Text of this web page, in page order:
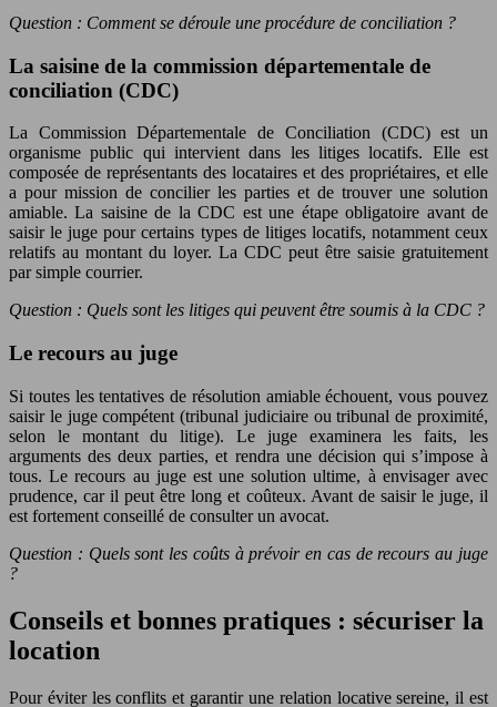
Question : Comment se déroule une procédure de conciliation ?
La saisine de la commission départementale de
conciliation (CDC)
La Commission Départementale de Conciliation (CDC) est un
organisme public qui intervient dans les litiges locatifs. Elle est
composée de représentants des locataires et des propriétaires, et elle
a pour mission de concilier les parties et de trouver une solution
amiable. La saisine de la CDC est une étape obligatoire avant de
saisir le juge pour certains types de litiges locatifs, notamment ceux
relatifs au montant du loyer. La CDC peut être saisie gratuitement
par simple courrier.
Question : Quels sont les litiges qui peuvent être soumis à la CDC ?
Le recours au juge
Si toutes les tentatives de résolution amiable échouent, vous pouvez
saisir le juge compétent (tribunal judiciaire ou tribunal de proximité,
selon le montant du litige). Le juge examinera les faits, les
arguments des deux parties, et rendra une décision qui s’impose à
tous. Le recours au juge est une solution ultime, à envisager avec
prudence, car il peut être long et coûteux. Avant de saisir le juge, il
est fortement conseillé de consulter un avocat.
Question : Quels sont les coûts à prévoir en cas de recours au juge
?
Conseils et bonnes pratiques : sécuriser la
location
Pour éviter les conflits et garantir une relation locative sereine, il est